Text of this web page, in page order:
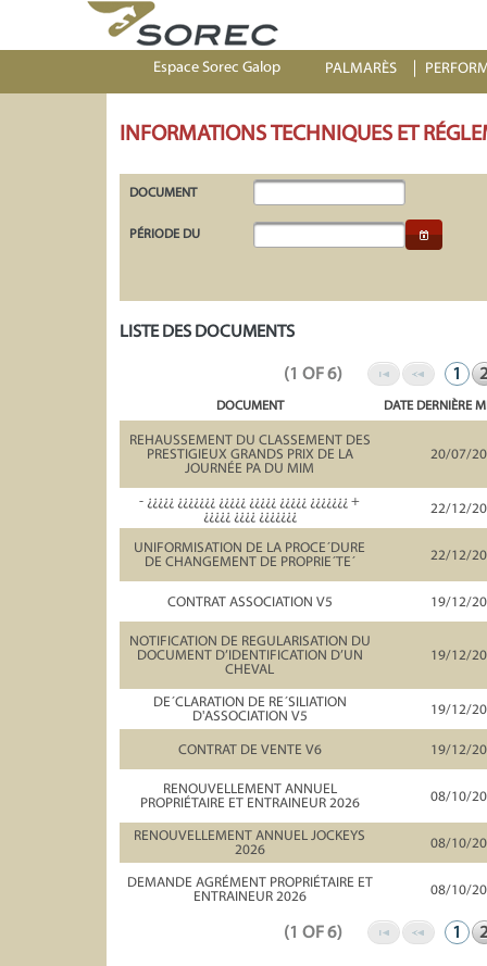
Espace Sorec Galop PALMARÈS
INFORMATIONS TECHNIQUES ET
DOCUMENT
PÉRIODE DU
LISTE DES DOCUMENTS
(1 OF 6) 1
DOCUMENT DATE DERNIÈRE
REHAUSSEMENT DU CLASSEMENT DES
PRESTIGIEUX GRANDS PRIX DE LA
JOURNÉE PA DU MIM
20/07/
- ¿¿¿¿¿ ¿¿¿¿¿¿¿ ¿¿¿¿¿ ¿¿¿¿¿ ¿¿¿¿¿ ¿¿¿¿¿¿¿ +
¿¿¿¿¿ ¿¿¿¿ ¿¿¿¿¿¿¿
22/12/
UNIFORMISATION DE LA PROCE´DURE
DE CHANGEMENT DE PROPRIE´TE´
22/12/
CONTRAT ASSOCIATION V5 19/12/
NOTIFICATION DE REGULARISATION DU
DOCUMENT D’IDENTIFICATION D’UN
CHEVAL
19/12/
DE´CLARATION DE RE´SILIATION
D'ASSOCIATION V5
19/12/
CONTRAT DE VENTE V6 19/12/
RENOUVELLEMENT ANNUEL
PROPRIÉTAIRE ET ENTRAINEUR 2026
08/10/
RENOUVELLEMENT ANNUEL JOCKEYS
2026
08/10/
DEMANDE AGRÉMENT PROPRIÉTAIRE ET
ENTRAINEUR 2026
08/10/
(1 OF 6) 1